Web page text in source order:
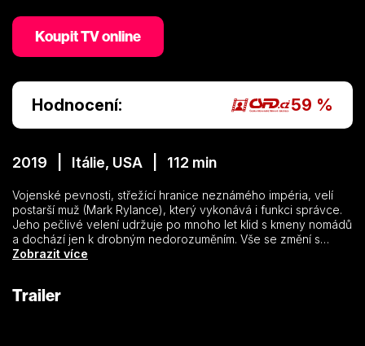
Koupit TV online
Hodnocení: 59 %
2019 | Itálie, USA | 112 min
Vojenské pevnosti, střežící hranice neznámého impéria, velí
postarší muž (Mark Rylance), který vykonává i funkci správce.
Jeho pečlivé velení udržuje po mnoho let klid s kmeny nomádů
a dochází jen k drobným nedorozuměním. Vše se změní s
příchodem plukovníka Jolla (Johnny Depp), který přichází na
nepomáhají a nakonec na něj padne podezření z kolaborace s
Zobrazit více
Trailer